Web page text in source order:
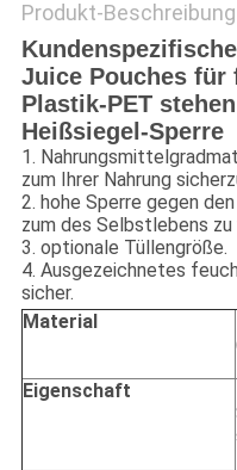
Produkt-Beschreibung
Juice Pouches für
Plastik-PET
Heißsiegel-Sperre
1.
zum Ihrer Nahrung
2. hohe Sperre gegen
zum des Selbstlebens zu
3. optionale Tüllengröße.
4. Ausgezeichnetes
sicher.
Material
Eigenschaft